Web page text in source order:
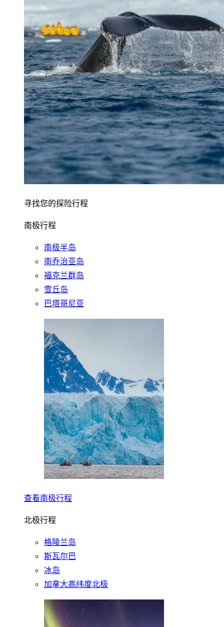
寻找您的探险行程
南极行程
南极半岛
南乔治亚岛
福克兰群岛
雪丘岛
巴塔哥尼亚
查看南极行程
北极行程
格陵兰岛
斯瓦尔巴
冰岛
加拿大高纬度北极